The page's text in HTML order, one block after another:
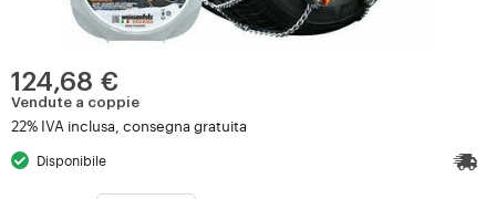
124,68 €
Vendute a coppie
22% IVA inclusa, consegna gratuita
Disponibile